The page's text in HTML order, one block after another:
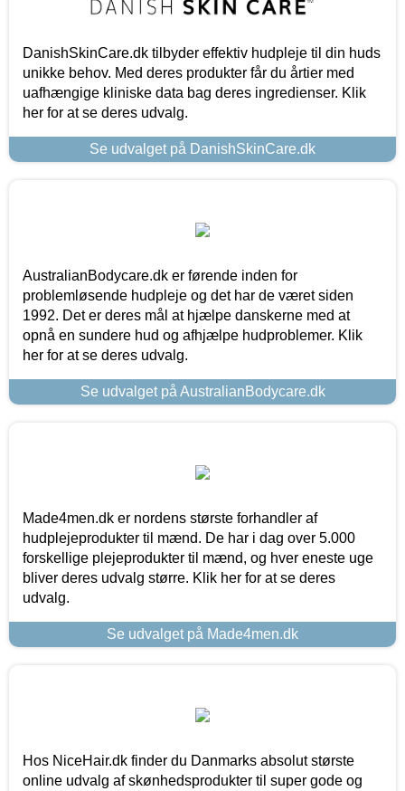
DanishSkinCare.dk tilbyder effektiv hudpleje til din huds
unikke behov. Med deres produkter får du årtier med
uafhængige kliniske data bag deres ingredienser. Klik
her for at se deres udvalg.
Se udvalget på DanishSkinCare.dk
AustralianBodycare.dk er førende inden for
problemløsende hudpleje og det har de været siden
1992. Det er deres mål at hjælpe danskerne med at
opnå en sundere hud og afhjælpe hudproblemer. Klik
her for at se deres udvalg.
Se udvalget på AustralianBodycare.dk
Made4men.dk er nordens største forhandler af
hudplejeprodukter til mænd. De har i dag over 5.000
forskellige plejeprodukter til mænd, og hver eneste uge
bliver deres udvalg større. Klik her for at se deres
udvalg.
Se udvalget på Made4men.dk
Hos NiceHair.dk finder du Danmarks absolut største
online udvalg af skønhedsprodukter til super gode og